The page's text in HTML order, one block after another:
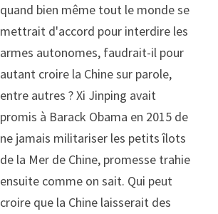
quand bien même tout le monde se
mettrait d'accord pour interdire les
armes autonomes, faudrait-il pour
autant croire la Chine sur parole,
entre autres ? Xi Jinping avait
promis à Barack Obama en 2015 de
ne jamais militariser les petits îlots
de la Mer de Chine, promesse trahie
ensuite comme on sait. Qui peut
croire que la Chine laisserait des